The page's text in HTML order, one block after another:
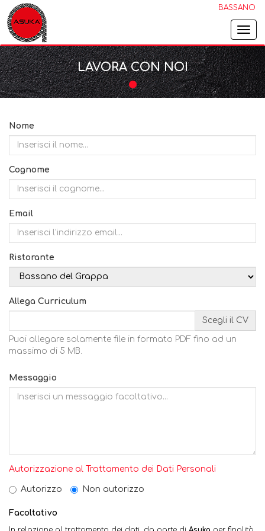
BASSANO
LAVORA CON NOI
Nome
Cognome
Email
Ristorante
Allega Curriculum
Scegli il CV
Puoi allegare solamente file in formato PDF fino ad un
massimo di 5 MB.
Messaggio
Autorizzazione al Trattamento dei Dati Personali
Autorizzo Non autorizzo
Facoltativo